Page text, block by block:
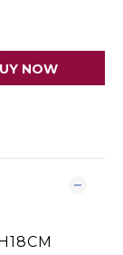
NOW